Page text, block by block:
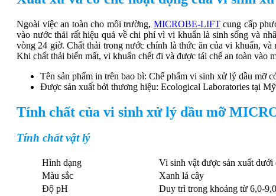
Ngoài việc an toàn cho môi trường, MICROBE-LIFTcung cấp
vào nước thải rất hiệu quả về chi phí vì vi khuẩn là sinh sống và
vòng 24 giờ. Chất thải trong nước chính là thức ăn của vi khuẩn,
Khi chất thải biến mất, vi khuẩn chết đi và được tái chế an toàn vào
Tên sản phẩm in trên bao bì: Chế phẩm vi sinh xử lý dầu mỡ
Được sản xuất bởi thương hiệu: Ecological Laboratories tại
Tính chất của vi sinh xử lý dầu mỡ
Tính chất vật lý
Hình dạng
Vi sinh vật được sản xuất
Màu sắc
Xanh lá cây
Độ pH
Duy trì trong khoảng từ 6,0-9,0